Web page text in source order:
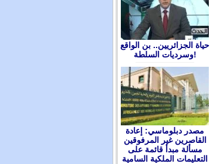
حياة الجزائريين.. بن الواقع
وسرديات السلطة!
مصدر دبلوماسي: إعادة
القاصرين غير المرفوقين
مسألة مبدأ قائمة على
التعليمات الملكية السامية